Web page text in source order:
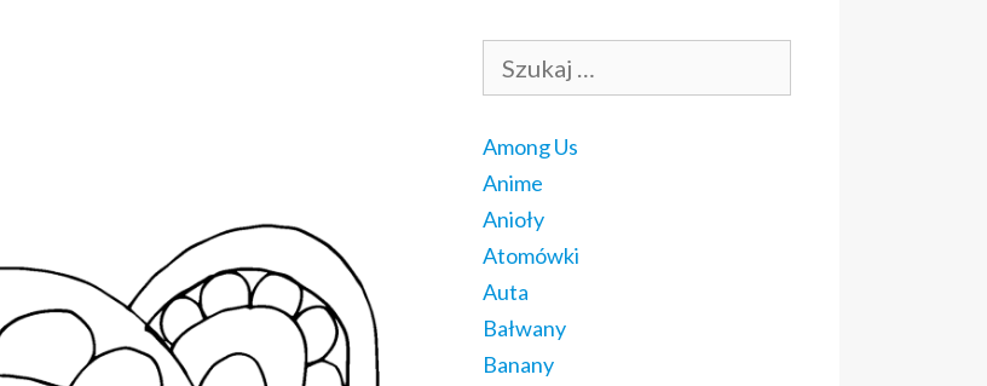
Among Us
Anime
Anioły
Atomówki
Auta
Bałwany
Banany